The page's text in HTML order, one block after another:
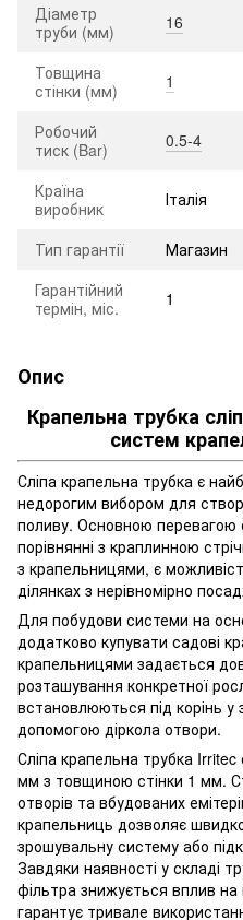
Діаметр
труби (мм)
16
Товщина
стінки (мм)
1
Робочий
тиск (Bar)
0.5-4
Країна
виробник
Італія
Тип гарантії
Магазин
Гарантійний
термін, міс.
1
Опис
Крапельна трубка
систем
Сліпа крапельна трубка є
недорогим вибором для
поливу. Основною перевагою
порівнянні з краплинною
з крапельницями, є
ділянках з нерівномірно
Для побудови системи на
додатково купувати садові
крапельницями задається
розташування конкретної
встановлюються під корінь у
допомогою діркола отвори.
Сліпа крапельна трубка
мм з товщиною стінки 1 мм.
отворів та вбудованих
крапельниць дозволяє
зрошувальну систему або
Завдяки наявності у складі
фільтра знижується вплив
гарантує тривале